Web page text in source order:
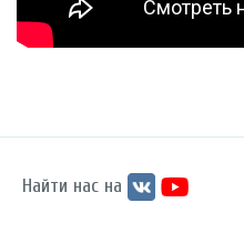
Найти нас на